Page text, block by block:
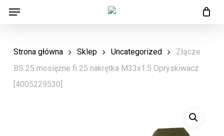
Skip
content
Menu
Strona główna Sklep Uncategorized
Złącze
BS 25 mosiężne fi 25 nakrętka M33x1.5 Opryskiwacz
[4005229530]
Menu